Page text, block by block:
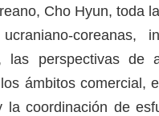
Suscripción
imágenes
Cho Hyun, toda
coreanas,
las perspectivas de
ámbitos comercial,
la coordinación de